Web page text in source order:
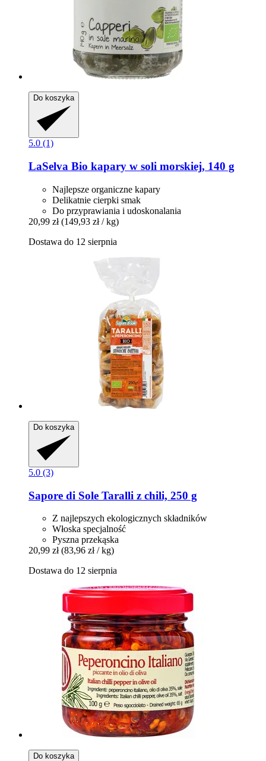
Do koszyka
5.0 (1)
LaSelva Bio kapary w soli morskiej, 140 g
Najlepsze organiczne kapary
Delikatnie cierpki smak
Do przyprawiania i udoskonalania
20,99 zł (149,93 zł / kg)
Dostawa do 12 sierpnia
Do koszyka
5.0 (3)
Sapore di Sole Taralli z chili, 250 g
Z najlepszych ekologicznych składników
Włoska specjalność
Pyszna przekąska
20,99 zł (83,96 zł / kg)
Dostawa do 12 sierpnia
Do koszyka